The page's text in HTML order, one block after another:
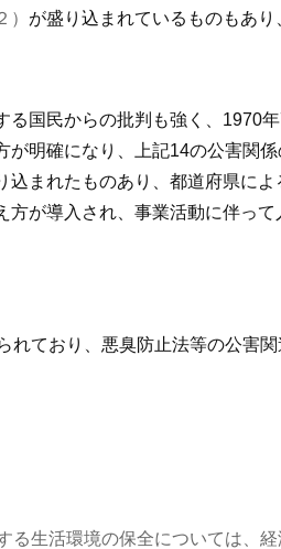
） が盛り込まれているものもあ
国民からの批判も強く、1970
明確になり、上記14の公害関
込まれたものあり、都道府県に
が導入され、事業活動に伴っ
ており、悪臭防止法等の公害
生活環境の保全については、